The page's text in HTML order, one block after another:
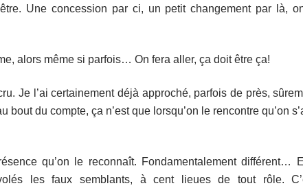
Une concession par ci, un petit changement par là,
alors même si parfois… On fera aller, ça doit être ça!
Je l’ai certainement déjà approché, parfois de près,
bout du compte, ça n’est que lorsqu’on le rencontre qu’on
qu’on le reconnaît. Fondamentalement différent…
les faux semblants, à cent lieues de tout rôle.